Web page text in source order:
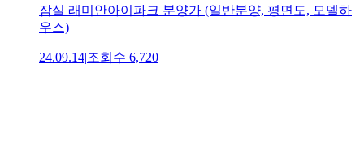
잠실 래미안아이파크 분양가 (일반분양, 평면도, 모델하
우스)
24.09.14|조회수 6,720